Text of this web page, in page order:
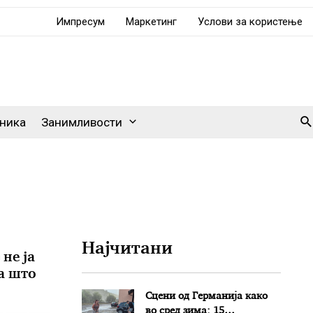
Импресум Маркетинг Услови за користење
Занимливости
ја
што
Најчитани
Сцени од Германија како
во сред зима: 15